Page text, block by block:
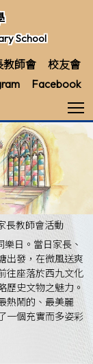
School
教師會
校友會
Facebook
長教師會活動
日。當日家長、
出發，在微風送爽
往座落於西九文化
歷史文物之魅力。
熱鬧的、最美麗
一個充實而多姿彩